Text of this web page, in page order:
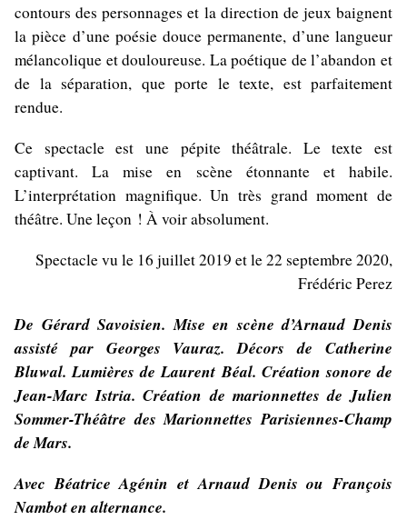
contours des personnages et la direction de jeux baignent
la pièce d’une poésie douce permanente, d’une langueur
mélancolique et douloureuse. La poétique de l’abandon et
de la séparation, que porte le texte, est parfaitement
rendue.
Ce spectacle est une pépite théâtrale. Le texte est
captivant. La mise en scène étonnante et habile.
L’interprétation magnifique. Un très grand moment de
théâtre. Une leçon ! À voir absolument.
Spectacle vu le 16 juillet 2019 et le 22 septembre 2020,
Frédéric Perez
De Gérard Savoisien. Mise en scène d’Arnaud Denis
assisté par Georges Vauraz. Décors de Catherine
Bluwal. Lumières de Laurent Béal. Création sonore de
Jean-Marc Istria. Création de marionnettes de Julien
Sommer-Théâtre des Marionnettes Parisiennes-Champ
de Mars.
Avec Béatrice Agénin et Arnaud Denis ou François
Nambot en alternance.